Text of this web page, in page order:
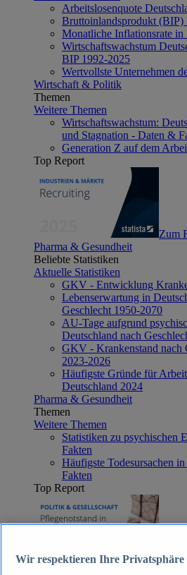
Arbeitslosenquote
Bruttoinlandsprodukt (BIP)
Monatliche Inflationsrate
Wirtschaftswachstum
BIP 1992-2025
Wertvollste Unternehmen
Wirtschaft & Politik
Themen
Weitere Themen
Wirtschaftswachstum:
und Stagnation - Daten &
Generation Z auf dem
Top Report
Zum
Pharma & Gesundheit
Beliebte Statistiken
Aktuelle Statistiken
GKV - Entwicklung
Lebenserwartung in
Geschlecht 1950-2070
AU-Tage aufgrund
Deutschland nach
GKV - Krankenstand nach
2023-2026
Häufigste Gründe für
Deutschland 2024
Pharma & Gesundheit
Themen
Weitere Themen
Statistiken zu psychischen
Fakten
Häufigste Todesursachen
Fakten
Top Report
Zum
Wir respektieren Ihre Privatsphäre